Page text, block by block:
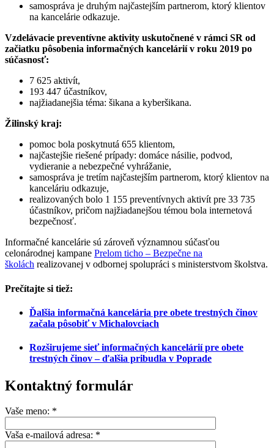
samospráva je druhým najčastejším partnerom, ktorý klientov
na kancelárie odkazuje.
Vzdelávacie preventívne aktivity uskutočnené v rámci SR od
začiatku pôsobenia informačných kancelárií v roku 2019 po
súčasnosť:
7 625 aktivít,
193 447 účastníkov,
najžiadanejšia téma: šikana a kyberšikana.
Žilinský kraj:
pomoc bola poskytnutá 655 klientom,
najčastejšie riešené prípady: domáce násilie, podvod,
vydieranie a nebezpečné vyhrážanie,
samospráva je tretím najčastejším partnerom, ktorý klientov na
kanceláriu odkazuje,
realizovaných bolo 1 155 preventívnych aktivít pre 33 735
účastníkov, pričom najžiadanejšou témou bola internetová
bezpečnosť.
Informačné kancelárie sú zároveň významnou súčasťou
celonárodnej kampane Prelom ticho – Bezpečne na
školách realizovanej v odbornej spolupráci s ministerstvom školstva.
Prečítajte si tiež:
Ďalšia informačná kancelária pre obete trestných činov
začala pôsobiť v Michalovciach
Rozširujeme sieť informačných kancelárií pre obete
trestných činov – ďalšia pribudla v Poprade
Kontaktný formulár
Vaše meno: *
Vaša e-mailová adresa: *